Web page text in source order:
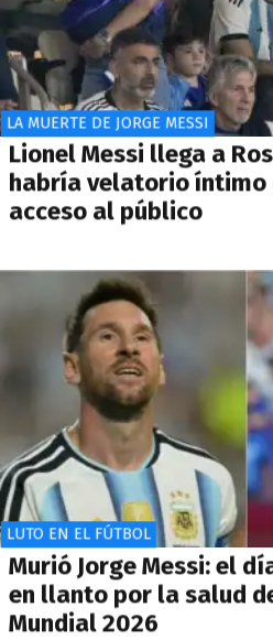
LA MUERTE DE JORGE MESSI
Lionel Messi llega a
habría velatorio íntimo
acceso al público
LUTO EN EL FÚTBOL
Murió Jorge Messi: el
en llanto por la salud
Mundial 2026